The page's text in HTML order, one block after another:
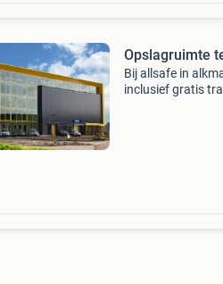
Opslagruimte
Bij allsafe in
inclusief gratis